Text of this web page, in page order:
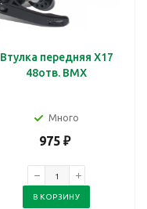
Втулка передняя X17
48отв. BMX
Много
975 ₽
В КОРЗИНУ